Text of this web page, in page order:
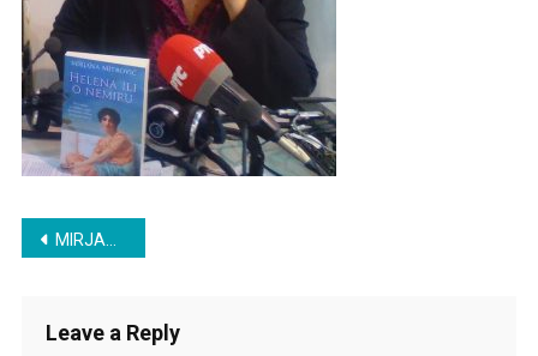
Post
MIRJANA MITROVIĆ: ONO ŠTO JE DOBRO PRONAĐE SVOJ PUT
Leave a Reply